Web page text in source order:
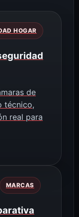
HOGAR
de
técnico,
real para
MARCAS